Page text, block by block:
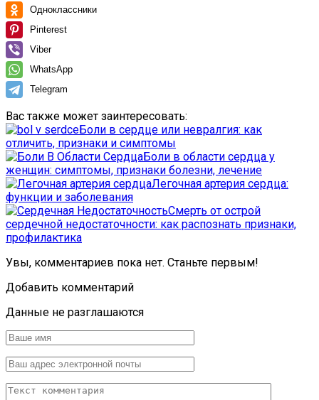
Одноклассники
Pinterest
Viber
WhatsApp
Telegram
Вас также может заинтересовать:
Боли в сердце или невралгия: как
отличить, признаки и симптомы
Боли в области сердца у
женщин: симптомы, признаки болезни, лечение
Легочная артерия сердца:
функции и заболевания
Смерть от острой
сердечной недостаточности: как распознать признаки,
профилактика
Увы, комментариев пока нет. Станьте первым!
Добавить комментарий
Данные не разглашаются